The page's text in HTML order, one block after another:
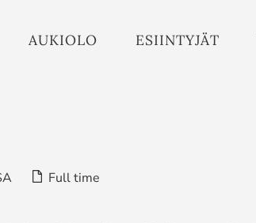
AUKIOLO ESIINTYJÄT
Full time